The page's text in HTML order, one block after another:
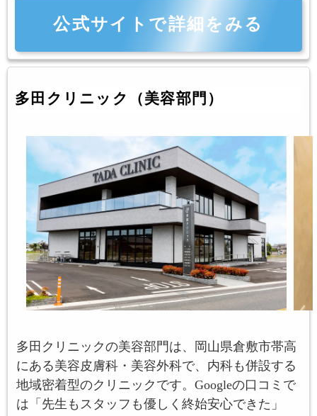
公式サイトで詳細をみる
多田クリニック（美容部門）
多田クリニックの美容部門は、岡山県倉敷市帯高
にある美容皮膚科・美容外科で、内科も併設する
地域密着型のクリニックです。Googleの口コミで
は「先生もスタッフも優しく終始安心できた」